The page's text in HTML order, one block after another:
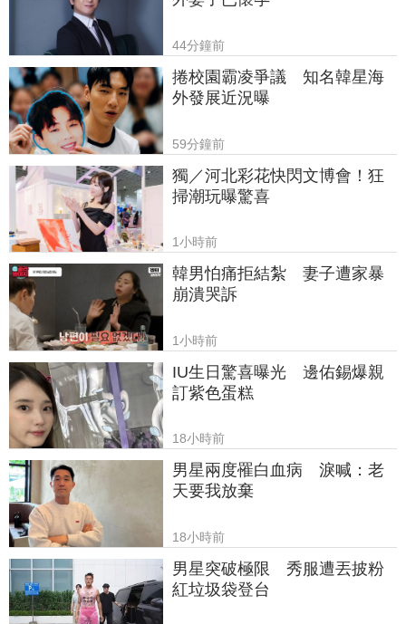
44分鐘前
捲校園霸凌爭議　知名韓星海
外發展近況曝
59分鐘前
獨／河北彩花快閃文博會！狂
掃潮玩曝驚喜
1小時前
韓男怕痛拒結紮　妻子遭家暴
崩潰哭訴
1小時前
IU生日驚喜曝光　邊佑錫爆親
訂紫色蛋糕
18小時前
男星兩度罹白血病　淚喊：老
天要我放棄
18小時前
男星突破極限　秀服遭丟披粉
紅垃圾袋登台